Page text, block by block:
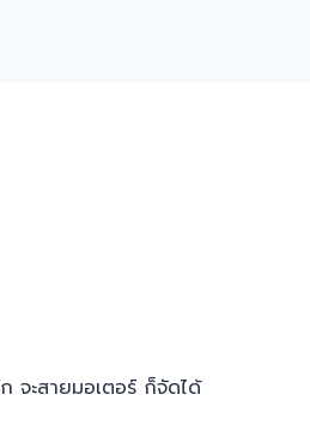
จะสายมอเตอร์ ก็จัดได้